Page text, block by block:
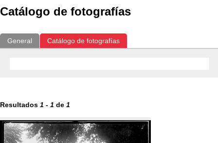
Catálogo de fotografías
General Catálogo de fotografías
Resultados 1 - 1 de 1